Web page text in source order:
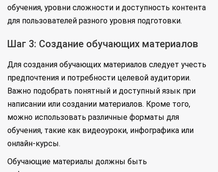
обучения, уровни сложности и доступность контента
для пользователей разного уровня подготовки.
Шаг 3: Создание обучающих материалов
Для создания обучающих материалов следует учесть
предпочтения и потребности целевой аудитории.
Важно подобрать понятный и доступный язык при
написании или создании материалов. Кроме того,
можно использовать различные форматы для
обучения, такие как видеоуроки, инфографика или
онлайн-курсы.
Обучающие материалы должны быть